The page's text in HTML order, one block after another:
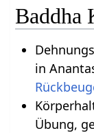
Baddha
in
Übung,